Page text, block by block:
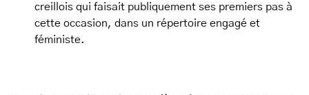
creillois qui faisait publiquement ses premiers pas à
cette occasion, dans un répertoire engagé et
féministe.